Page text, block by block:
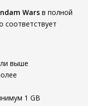
Wars в полной
соответствует
выше
1 GB